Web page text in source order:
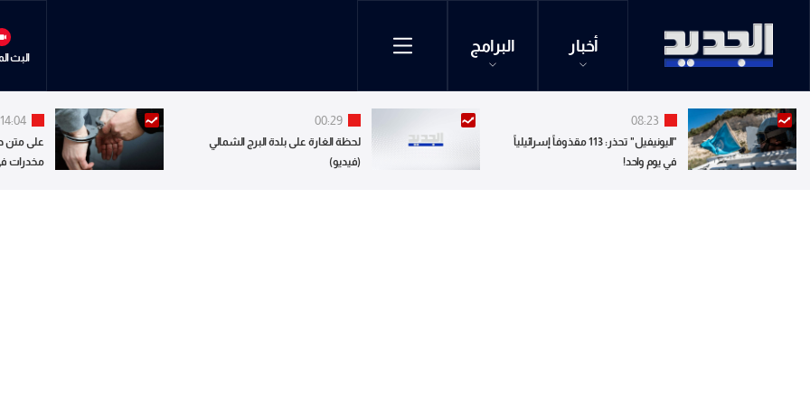
أخبار البرامج
البث
08:23
"اليونيفيل" تحذر: 113 مقذوفاً إسرائيلياً
في يوم واحد!
00:29
لحظة الغارة على بلدة البرج الشمالي
(فيديو)
14:04
على متن
مخدرات